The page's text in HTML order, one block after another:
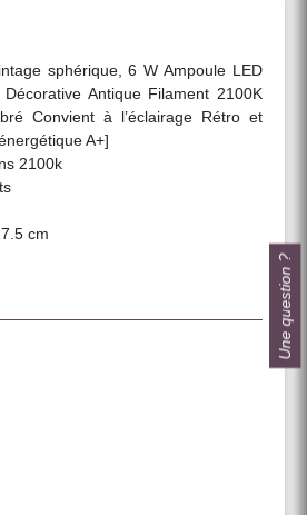
sphérique, 6 W Ampoule LED
Antique Filament 2100K
Convient à l’éclairage Rétro et
A+]
2100k
cm
Une question ?